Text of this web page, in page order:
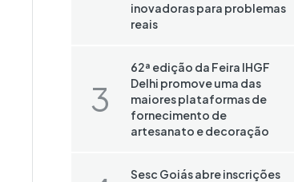
inovadoras para problemas
reais
62ª edição da Feira IHGF
Delhi promove uma das
maiores plataformas de
fornecimento de
artesanato e decoração
Sesc Goiás abre inscrições